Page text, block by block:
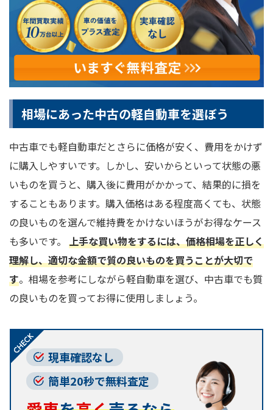
相場にあった中古の軽自動車を選ぼう
中古車でも軽自動車だとさらに価格が安く、費用をかけず
に購入しやすいです。しかし、安いからといって状態の悪
いものを買うと、購入後に費用がかかって、結果的に損を
することもあります。購入価格はある程度高くても、状態
の良いものを選んで維持費をかけないほうがお得なケース
も多いです。 上手な買い物をするには、価格相場を正しく
理解し、適切な金額で質の良いものを買うことが大切で
す。相場を参考にしながら軽自動車を選び、中古車でも質
の良いものを買ってお得に使用しましょう。
現車確認なし
簡単20秒で無料査定